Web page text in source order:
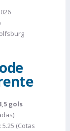
gols
5.25 (Cotas